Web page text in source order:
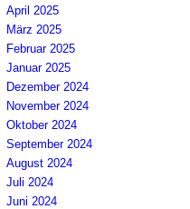
April 2025
März 2025
Februar 2025
Januar 2025
Dezember 2024
November 2024
Oktober 2024
September 2024
August 2024
Juli 2024
Juni 2024